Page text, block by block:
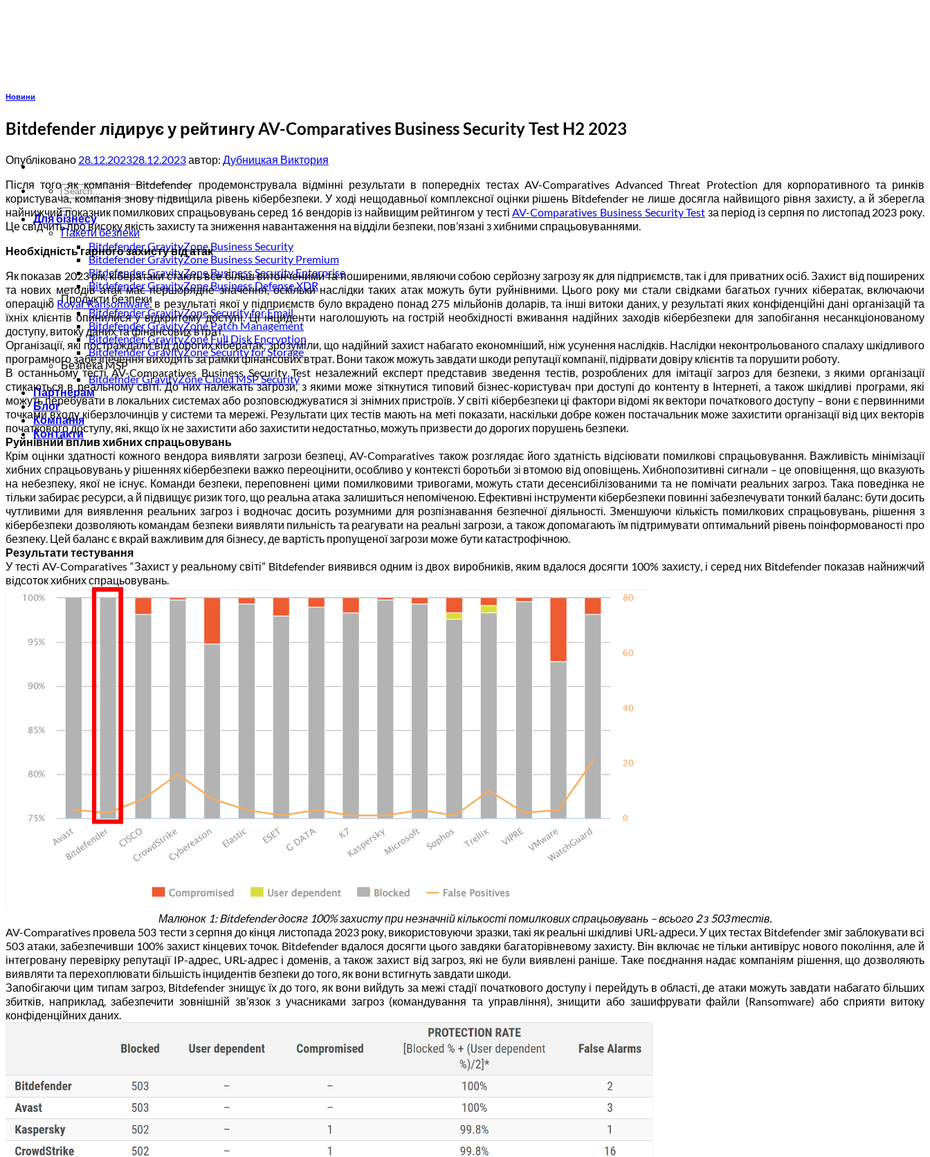
Для бізнесу
Пакети безпеки
Bitdefender GravityZone Business Security
Bitdefender GravityZone Business Security Premium
Bitdefender GravityZone Business Security Enterprise
Bitdefender GravityZone Business Defense XDR
Продукти безпеки
Bitdefender GravityZone Security for Email
Bitdefender GravityZone Patch Management
Bitdefender GravityZone Full Disk Encryption
Bitdefender GravityZone Security for Storage
Безпека MSP
Bitdefnder GravityZone Cloud MSP Security
Партнерам
Блог
Компанія
Контакти
Новини
Bitdefender лідирує у рейтингу AV-Comparatives Business Security Test H2 2023
Опубліковано 28.12.202328.12.2023автор: Дубницкая Виктория
Після того як компанія Bitdefender продемонструвала відмінні результати в попередніх тестах AV-Comparatives Advanced Threat Protection для корпоративного та ринків
користувача, компанія знову підвищила рівень кібербезпеки. У ході нещодавньої комплексної оцінки рішень Bitdefender не лише досягла найвищого рівня захисту, а й зберегла
найнижчий показник помилкових спрацьовувань серед 16 вендорів із найвищим рейтингом у тестіAV-Comparatives Business Security Test за період із серпня по листопад 2023 року.
Це свідчить про високу якість захисту та зниження навантаження на відділи безпеки, пов’язані з хибними спрацьовуваннями.
Необхідність гарного захисту від атак
Як показав 2023 рік, кібератаки стають все більш витонченими та поширеними, являючи собою серйозну загрозу як для підприємств, так і для приватних осіб. Захист від поширених
та нових методів атак має першорядне значення, оскільки наслідки таких атак можуть бути руйнівними. Цього року ми стали свідками багатьох гучних кібератак, включаючи
операцію Royal Ransomware, в результаті якої у підприємств було вкрадено понад 275 мільйонів доларів, та інші витоки даних, у результаті яких конфіденційні дані організацій та
їхніх клієнтів опинилися у відкритому доступі. Ці інциденти наголошують на гострій необхідності вживання надійних заходів кібербезпеки для запобігання несанкціонованому
доступу, витоку даних та фінансових втрат.
Організації, які постраждали від дорогих кібератак, зрозуміли, що надійний захист набагато економніший, ніж усунення наслідків. Наслідки неконтрольованого спалаху шкідливого
програмного забезпечення виходять за рамки фінансових втрат. Вони також можуть завдати шкоди репутації компанії, підірвати довіру клієнтів та порушити роботу.
В останньому тесті AV-Comparatives Business Security Test незалежний експерт представив зведення тестів, розроблених для імітації загроз для безпеки, з якими організації
стикаються в реальному світі. До них належать загрози, з якими може зіткнутися типовий бізнес-користувач при доступі до контенту в Інтернеті, а також шкідливі програми, які
можуть перебувати в локальних системах або розповсюджуватися зі знімних пристроїв. У світі кібербезпеки ці фактори відомі як вектори початкового доступу – вони є первинними
точками входу кіберзлочинців у системи та мережі. Результати цих тестів мають на меті показати, наскільки добре кожен постачальник може захистити організації від цих векторів
початкового доступу, які, якщо їх не захистити або захистити недостатньо, можуть призвести до дорогих порушень безпеки.
Руйнівний вплив хибних спрацьовувань
Крім оцінки здатності кожного вендора виявляти загрози безпеці, AV-Comparatives також розглядає його здатність відсіювати помилкові спрацьовування. Важливість мінімізації
хибних спрацьовувань у рішеннях кібербезпеки важко переоцінити, особливо у контексті боротьби зі втомою від оповіщень. Хибнопозитивні сигнали – це оповіщення, що вказують
на небезпеку, якої не існує. Команди безпеки, переповнені цими помилковими тривогами, можуть стати десенсибілізованими та не помічати реальних загроз. Така поведінка не
тільки забирає ресурси, а й підвищує ризик того, що реальна атака залишиться непоміченою. Ефективні інструменти кібербезпеки повинні забезпечувати тонкий баланс: бути досить
чутливими для виявлення реальних загроз і водночас досить розумними для розпізнавання безпечної діяльності. Зменшуючи кількість помилкових спрацьовувань, рішення з
кібербезпеки дозволяють командам безпеки виявляти пильність та реагувати на реальні загрози, а також допомагають їм підтримувати оптимальний рівень поінформованості про
безпеку. Цей баланс є вкрай важливим для бізнесу, де вартість пропущеної загрози може бути катастрофічною.
Результати тестування
У тесті AV-Comparatives “Захист у реальному світі” Bitdefender виявився одним із двох виробників, яким вдалося досягти 100% захисту, і серед них Bitdefender показав найнижчий
відсоток хибних спрацьовувань.
Малюнок 1: Bitdefender досяг 100% захисту при незначній кількості помилкових спрацьовувань – всього 2 з 503 тестів.
AV-Comparatives провела 503 тести з серпня до кінця листопада 2023 року, використовуючи зразки, такі як реальні шкідливі URL-адреси. У цих тестах Bitdefender зміг заблокувати всі
503 атаки, забезпечивши 100% захист кінцевих точок. Bitdefender вдалося досягти цього завдяки багаторівневому захисту. Він включає не тільки антивірус нового покоління, але й
інтегровану перевірку репутації IP-адрес, URL-адрес і доменів, а також захист від загроз, які не були виявлені раніше. Таке поєднання надає компаніям рішення, що дозволяють
виявляти та перехоплювати більшість інцидентів безпеки до того, як вони встигнуть завдати шкоди.
Запобігаючи цим типам загроз, Bitdefender знищує їх до того, як вони вийдуть за межі стадії початкового доступу і перейдуть в області, де атаки можуть завдати набагато більших
збитків, наприклад, забезпечити зовнішній зв’язок з учасниками загроз (командування та управління), знищити або зашифрувати файли (Ransomware) або сприяти витоку
конфіденційних даних.